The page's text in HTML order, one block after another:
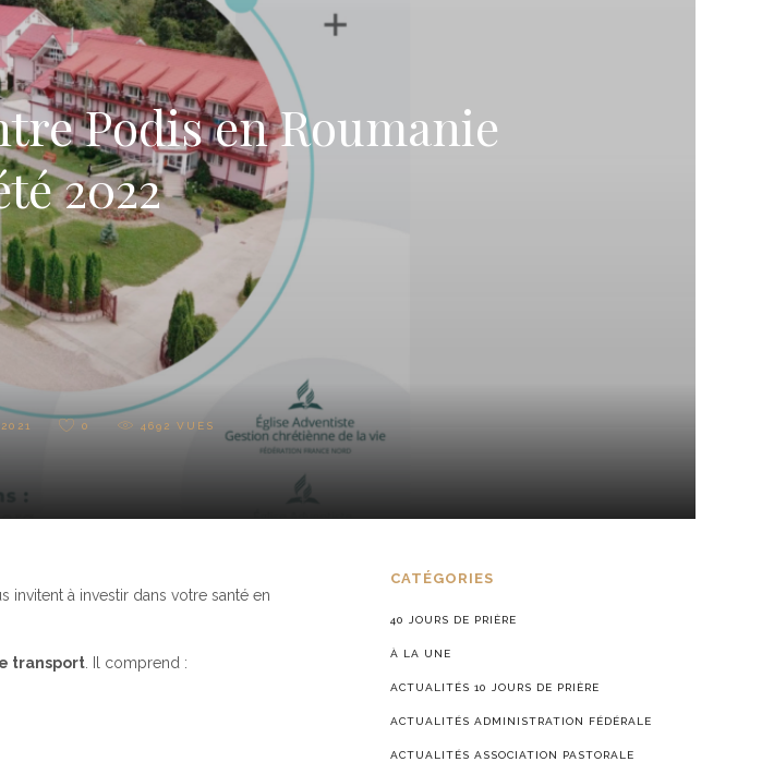
Podis en Roumanie
2022
0 4692 VUES
invitent à investir dans votre santé en
transport . Il comprend :
CATÉGORIES
40 JOURS DE PRIÈRE
À LA UNE
ACTUALITÉS 10 JOURS DE PRIÈRE
ACTUALITÉS ADMINISTRATION FÉDÉRALE
ACTUALITÉS ASSOCIATION PASTORALE